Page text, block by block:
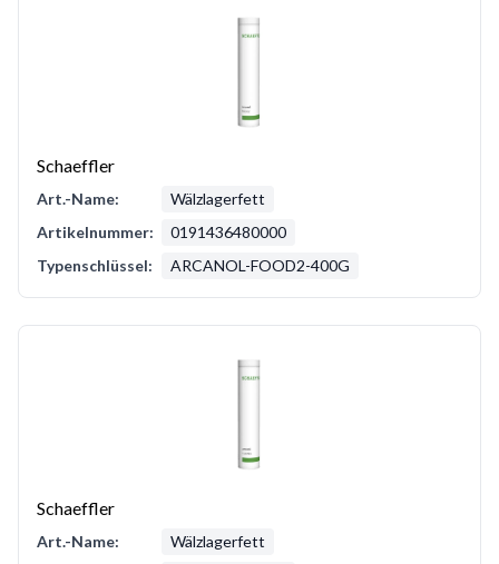
Schaeffler
Art.-Name:
Wälzlagerfett
Artikelnummer:
0191436480000
Typenschlüssel:
ARCANOL-FOOD2-400G
Schaeffler
Art.-Name:
Wälzlagerfett